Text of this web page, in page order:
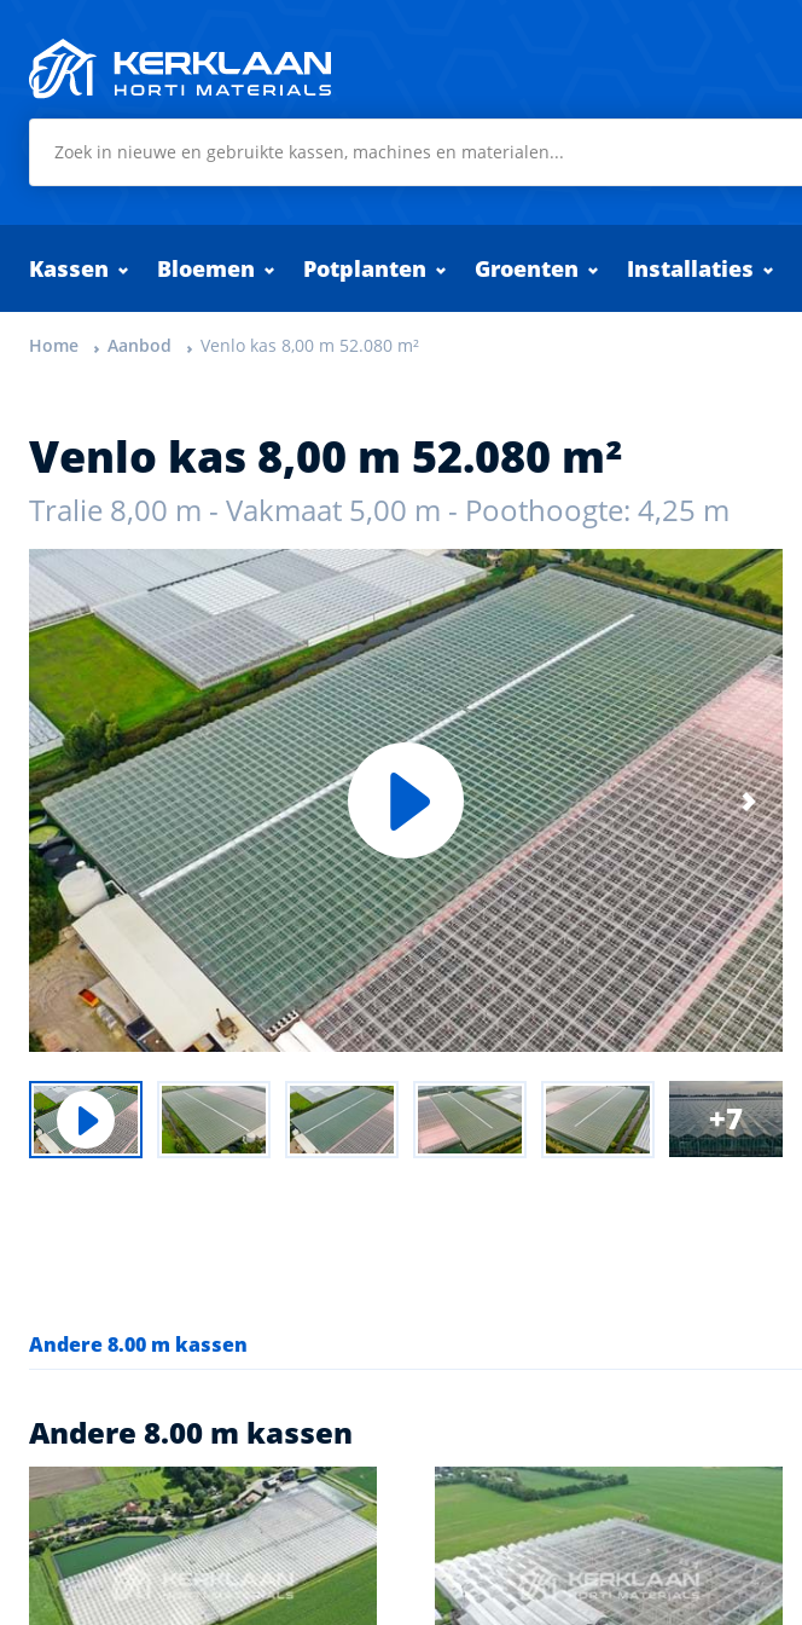
Kassen Bloemen Potplanten Groenten Installaties
Home Aanbod Venlo kas 8,00 m 52.080 m²
Venlo kas 8,00 m 52.080 m²
Tralie 8,00 m - Vakmaat 5,00 m - Poothoogte: 4,25 m
7
Andere 8.00 m kassen
Andere 8.00 m kassen